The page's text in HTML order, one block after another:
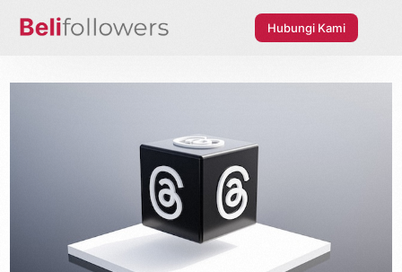
Hubungi Kami